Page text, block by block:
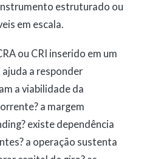
estruturado ou
em escala.
ou CRI inserido em um
ajuda a responder
a viabilidade da
a margem
existe dependência
a operação sustenta